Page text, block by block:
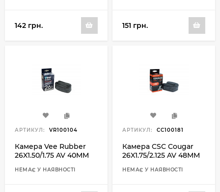
142 грн. 151 грн.
АРТИКУЛ: VR100104
Камера Vee Rubber
26X1.50/1.75 AV 40MM
НЕМАЄ У НАЯВНОСТІ
АРТИКУЛ: CC100181
Камера CSC Cougar
26X1.75/2.125 AV 48ММ
НЕМАЄ У НАЯВНОСТІ